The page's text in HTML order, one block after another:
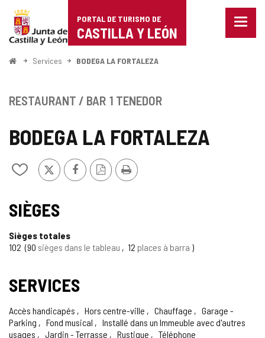
Portal
de
Turismo
Castilla
León
PORTAL DE TURISMO DE
CASTILLA Y LEÓN
Menu
<
Services BODEGA LA FORTALEZA
BODEGA LA FORTALEZA
Ajouter/retirer
de
cahiers
X FacebookVersion
PDF
Imprimer
RESTAURANT / BAR 1 TENEDOR
SIÈGES
Sièges totales
102 90 sièges dans le tableau 12 places à barra
SERVICES
Accès handicapés Hors centre-ville Chauffage
Garage -
Parking
Fond musical
Installé dans un Immeuble avec d'autres
usages
Jardin - Terrasse Rustique Téléphone